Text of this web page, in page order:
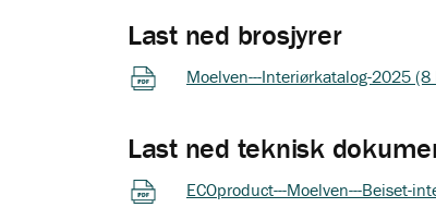
Last ned brosjyrer
Moelven---Interiørkatalog-2025 (8
Last ned teknisk
ECOproduct---Moelven---Beiset-